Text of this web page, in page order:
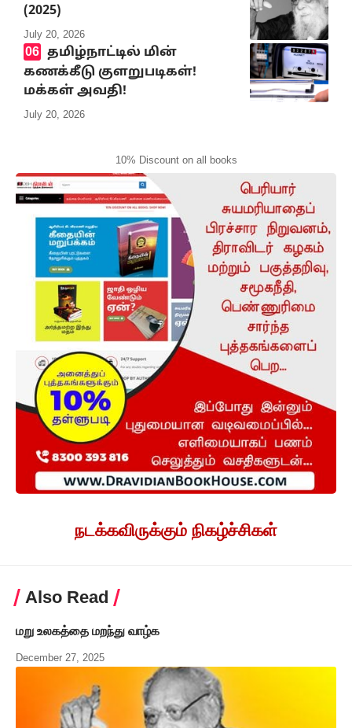
(2025)
July 20, 2026
தமிழ்நாட்டில் மின்
கணக்கீடு குளறுபடிகள்!
மக்கள் அவதி!
July 20, 2026
10% Discount on all books
நடக்கவிருக்கும் நிகழ்ச்சிகள்
Also Read
மறு உலகத்தை மறந்து வாழ்க
December 27, 2025